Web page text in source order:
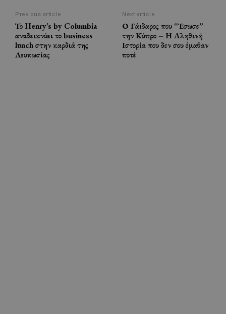
Previous article
Το Henry’s by Columbia
αναδεικνύει το business
lunch στην καρδιά της
Λευκωσίας
Next article
Ο Γάιδαρος που “Έσωσε”
την Κύπρο – Η Αληθινή
Ιστορία που δεν σου έμαθαν
ποτέ